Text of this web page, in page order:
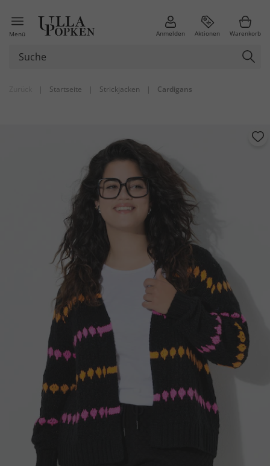
Menü Anmelden Aktionen Warenkorb
| Startseite | Strickjacken | Cardigans